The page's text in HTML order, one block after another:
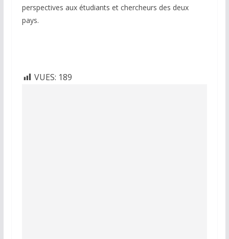
perspectives aux étudiants et chercheurs des deux
pays.
VUES: 189